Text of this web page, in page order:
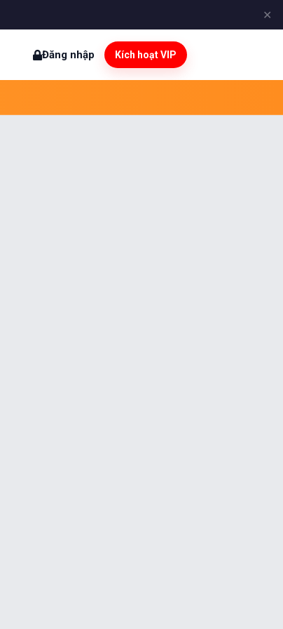
✕
Đăng nhập Kích hoạt VIP